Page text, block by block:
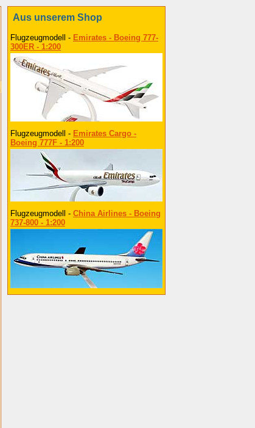
Aus unserem Shop
Flugzeugmodell - Emirates - Boeing 777-
300ER - 1:200
Flugzeugmodell - Emirates Cargo -
Boeing 777F - 1:200
Flugzeugmodell - China Airlines - Boeing
737-800 - 1:200